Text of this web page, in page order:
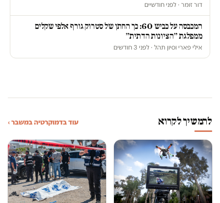
דור זומר · לפני חודשיים
המכבסה על כביש 60: כך החתן של סטרוק גורף אלפי שקלים
ממפלגת ״הציונות הדתית״
אילי פארי וסיון תהל · לפני 3 חודשים
להמשיך לקרוא עוד בדמוקרטיה במשבר ›